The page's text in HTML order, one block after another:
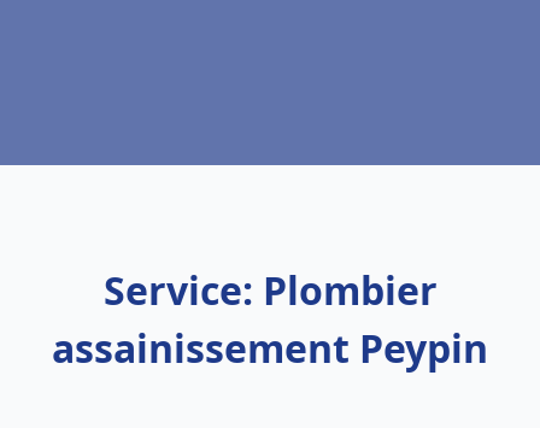
Service: Plombier
assainissement Peypin